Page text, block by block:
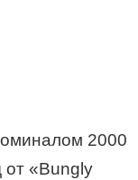
2000
от «Bungly